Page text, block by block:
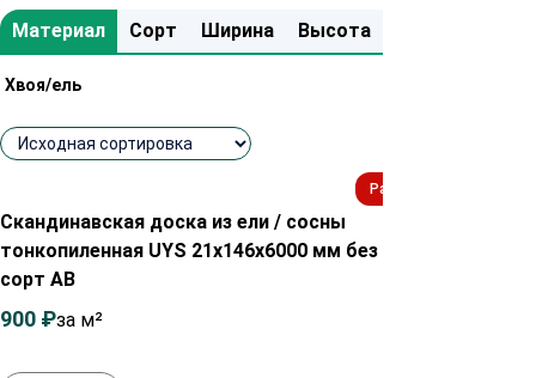
Материал Сорт Ширина Высота
Хвоя/ель
Распродажа!
Скандинавская доска из ели / сосны
тонкопиленная UYS 21х146х6000 мм без покраски
сорт АВ
900 ₽за м²